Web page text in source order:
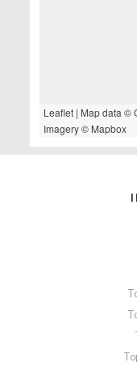
Leaflet| Map data ©
Imagery © Mapbox